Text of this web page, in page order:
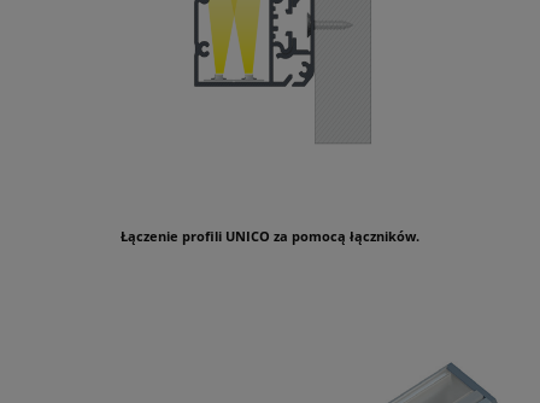
Łączenie profili UNICO za pomocą łączników.